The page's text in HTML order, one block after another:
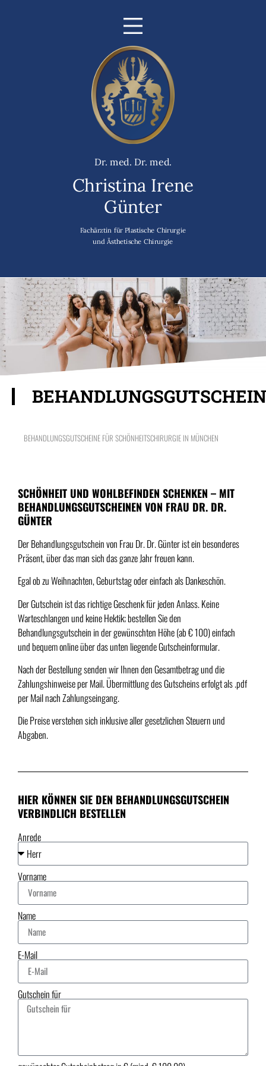
Dr. med. Dr. med.
Christina Irene
Günter
Fachärztin für Plastische Chirurgie
und Ästhetische Chirurgie
BEHANDLUNGSGUTSCHEINE FÜR SCHÖNHEITSCHIRURGIE IN MÜNCHEN
SCHÖNHEIT UND WOHLBEFINDEN SCHENKEN – MIT
BEHANDLUNGSGUTSCHEINEN VON FRAU DR. DR.
GÜNTER
Der Behandlungsgutschein von Frau Dr. Dr. Günter ist ein besonderes
Präsent, über das man sich das ganze Jahr freuen kann.
Egal ob zu Weihnachten, Geburtstag oder einfach als Dankeschön.
Der Gutschein ist das richtige Geschenk für jeden Anlass. Keine
Warteschlangen und keine Hektik; bestellen Sie den
Behandlungsgutschein in der gewünschten Höhe (ab € 100) einfach
und bequem online über das unten liegende Gutscheinformular.
Nach der Bestellung senden wir Ihnen den Gesamtbetrag und die
Zahlungshinweise per Mail. Übermittlung des Gutscheins erfolgt als .pdf
per Mail nach Zahlungseingang.
Die Preise verstehen sich inklusive aller gesetzlichen Steuern und
Abgaben.
HIER KÖNNEN SIE DEN BEHANDLUNGSGUTSCHEIN
VERBINDLICH BESTELLEN
Anrede
Vorname
Name
E-Mail
Gutschein für